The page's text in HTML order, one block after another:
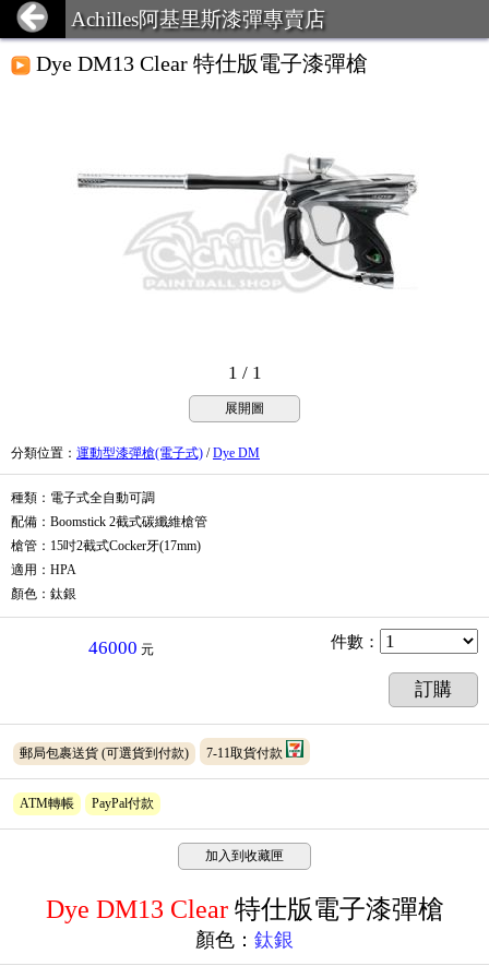
Achilles阿基里斯漆彈專賣店
Dye DM13 Clear 特仕版電子漆彈槍
1 / 1
展開圖
分類位置 ： 運動型漆彈槍(電子式) /Dye DM
種類：電子式全自動可調
配備：Boomstick 2截式碳纖維槍管
槍管：15吋2截式Cocker牙(17mm)
適用：HPA
顏色：鈦銀
46000 元 件數 ：
訂購
郵局包裹送貨 (可選貨到付款) 7-11取貨付款
ATM轉帳 PayPal付款
加入到收藏匣
Dye DM13 Clear 特仕版電子漆彈槍
顏色： 鈦銀